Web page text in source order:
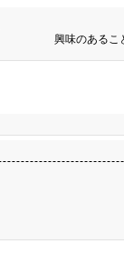
興味のあるこ